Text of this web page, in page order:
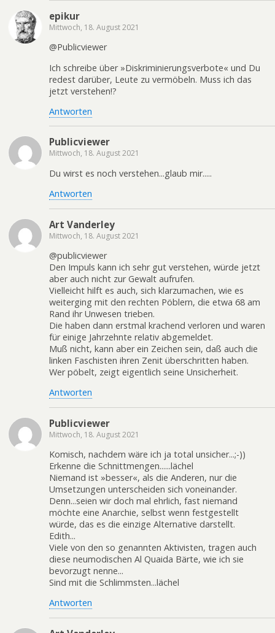
epikur
Mittwoch, 18. August 2021
@Publicviewer
Ich schreibe über »Diskriminierungsverbote« und Du
redest darüber, Leute zu vermöbeln. Muss ich das
jetzt verstehen!?
Antworten
Publicviewer
Mittwoch, 18. August 2021
Du wirst es noch verstehen...glaub mir.....
Antworten
Art Vanderley
Mittwoch, 18. August 2021
@publicviewer
Den Impuls kann ich sehr gut verstehen, würde jetzt
aber auch nicht zur Gewalt aufrufen.
Vielleicht hilft es auch, sich klarzumachen, wie es
weiterging mit den rechten Pöblern, die etwa 68 am
Rand ihr Unwesen trieben.
Die haben dann erstmal krachend verloren und waren
für einige Jahrzehnte relativ abgemeldet.
Muß nicht, kann aber ein Zeichen sein, daß auch die
linken Faschisten ihren Zenit überschritten haben.
Wer pöbelt, zeigt eigentlich seine Unsicherheit.
Antworten
Publicviewer
Mittwoch, 18. August 2021
Komisch, nachdem wäre ich ja total unsicher...;-))
Erkenne die Schnittmengen......lächel
Niemand ist »besser«, als die Anderen, nur die
Umsetzungen unterscheiden sich voneinander.
Denn...seien wir doch mal ehrlich, fast niemand
möchte eine Anarchie, selbst wenn festgestellt
würde, das es die einzige Alternative darstellt.
Edith...
Viele von den so genannten Aktivisten, tragen auch
diese neumodischen Al Quaida Bärte, wie ich sie
bevorzugt nenne...
Sind mit die Schlimmsten...lächel
Antworten